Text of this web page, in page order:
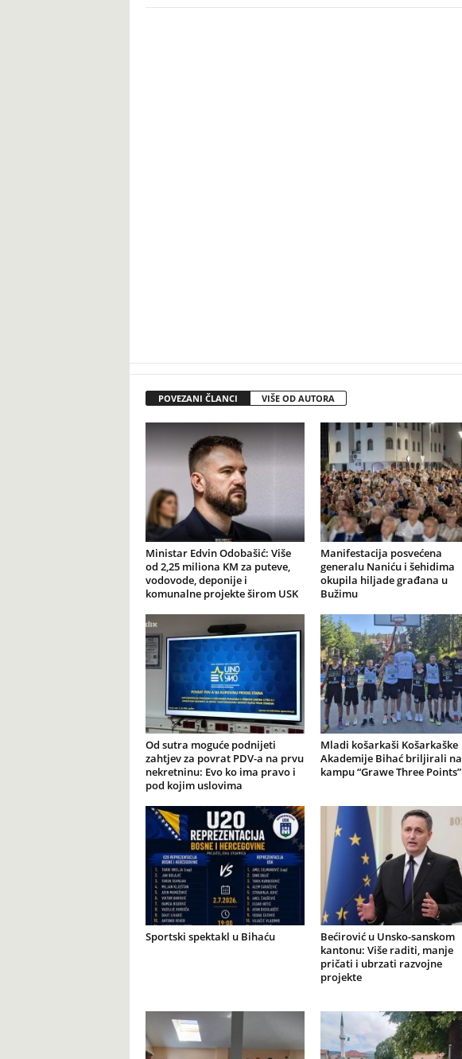
POVEZANI ČLANCI VIŠE OD AUTORA
Ministar Edvin Odobašić: Više
od 2,25 miliona KM za puteve,
vodovode, deponije i
komunalne projekte širom USK
Manifestacija posvećena
generalu Naniću i šehidima
okupila hiljade građana u
Bužimu
Od sutra moguće podnijeti
zahtjev za povrat PDV-a na prvu
nekretninu: Evo ko ima pravo i
pod kojim uslovima
Mladi košarkaši Košarkaške
Akademije Bihać briljirali na
kampu “Grawe Three Points”
Sportski spektakl u Bihaću
Bećirović u Unsko-sanskom
kantonu: Više raditi, manje
pričati i ubrzati razvojne
projekte